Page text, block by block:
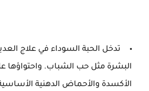
تدخل الحبة السوداء في علاج
البشرة مثل حب الشباب. واحتواؤها
الأكسدة والأحماض الدهنية